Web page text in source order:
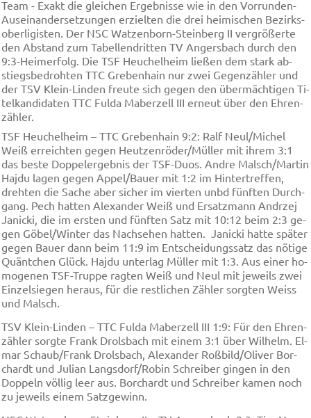
Te­am - Ex­akt die glei­chen Er­geb­nis­se wie in den Vor­run­den-
Aus­ein­an­der­set­zun­gen er­ziel­ten die drei hei­mi­schen Be­zirks­
ober­li­gis­ten. Der NSC Wat­zen­born-Stein­berg II ver­grö­ßer­te
den Ab­stand zum Ta­bel­len­drit­ten TV An­gers­bach durch den
9:3-Hei­mer­folg. Die TSF Heu­chel­heim lie­ßen dem stark ab­
stiegs­be­droh­ten TTC Gre­ben­hain nur zwei Ge­gen­zäh­ler und
der TSV Klein-Lin­den freu­te sich ge­gen den über­mäch­ti­gen Ti­
tel­kan­di­da­ten TTC Ful­da Ma­ber­zell III er­neut über den Eh­ren­
zäh­ler.
TSF Heu­chel­heim – TTC Gre­ben­hain 9:2: Ralf Neul/Mi­chel
Weiß er­reich­ten ge­gen Heut­zen­rö­der/Mül­ler mit ih­rem 3:1
das be­ste Dop­pe­ler­geb­nis der TSF-Du­os. And­re Malsch/Mar­tin
Haj­du la­gen ge­gen Ap­pel/Bau­er mit 1:2 im Hin­ter­tref­fen,
dreh­ten die Sa­che aber si­cher im vier­ten unbd fünf­ten Durch­
gang. Pech hat­ten Ale­xan­der Weiß und Er­satz­mann An­drzej
Ja­ni­cki, die im er­sten und fünf­ten Satz mit 10:12 beim 2:3 ge­
gen Gö­bel/Win­ter das Nach­se­hen hat­ten. Ja­ni­cki hat­te spä­ter
ge­gen Bau­er dann beim 11:9 im Ent­schei­dungs­satz das nö­ti­ge
Quänt­chen Glück. Haj­du un­ter­lag Mül­ler mit 1:3. Aus ei­ner ho­
mo­ge­nen TSF-Trup­pe rag­ten Weiß und Neul mit je­weils zwei
Ein­zel­sie­gen her­aus, für die rest­li­chen Zäh­ler sorg­ten Weiss
und Malsch.
TSV Klein-Lin­den – TTC Ful­da Ma­ber­zell III 1:9: Für den Eh­ren­
zäh­ler sorg­te Frank Drols­bach mit ei­nem 3:1 über Wil­helm. El­
mar Schaub/Frank Drols­bach, Ale­xan­der Roß­bild/Oli­ver Bor­
chardt und Ju­li­an Langs­dorf/Ro­bin Schrei­ber gin­gen in den
Dop­peln völ­lig leer aus. Bor­chardt und Schrei­ber ka­men noch
zu je­weils ei­nem Satz­ge­winn.